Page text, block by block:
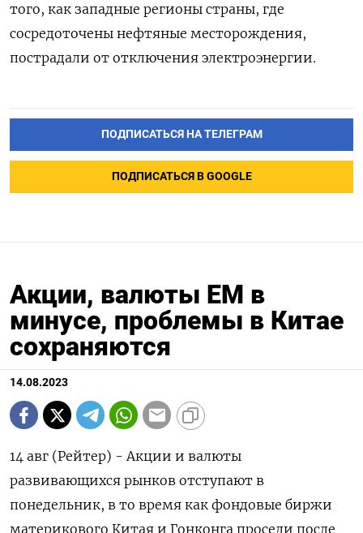
того, как западные регионы страны, где
сосредоточены нефтяные месторождения,
пострадали от отключения электроэнергии.
ПОДПИСАТЬСЯ НА ТЕЛЕГРАМ
ПОДПИСАТЬСЯ В GOOGLE
Акции, валюты ЕМ в
минусе, проблемы в Китае
сохраняются
14.08.2023
14 авг (Рейтер) - Акции и валюты
развивающихся рынков отступают в
понедельник, в то время как фондовые биржи
материкового Китая и Гонконга просели после